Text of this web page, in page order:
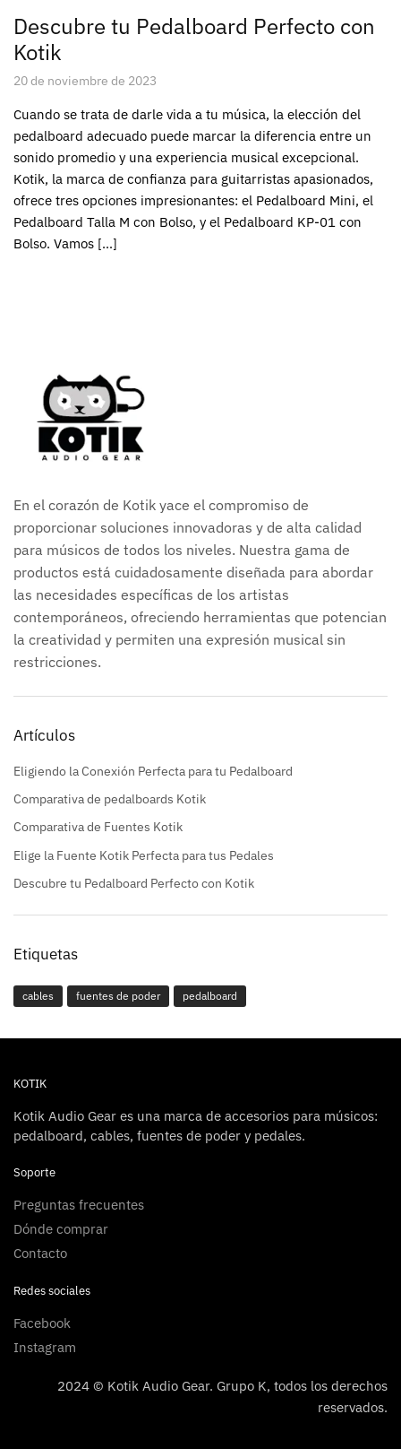
Descubre tu Pedalboard Perfecto con
Kotik
20 de noviembre de 2023
Cuando se trata de darle vida a tu música, la elección del
pedalboard adecuado puede marcar la diferencia entre un
sonido promedio y una experiencia musical excepcional.
Kotik, la marca de confianza para guitarristas apasionados,
ofrece tres opciones impresionantes: el Pedalboard Mini, el
Pedalboard Talla M con Bolso, y el Pedalboard KP-01 con
Bolso. Vamos […]
En el corazón de Kotik yace el compromiso de
proporcionar soluciones innovadoras y de alta calidad
para músicos de todos los niveles. Nuestra gama de
productos está cuidadosamente diseñada para abordar
las necesidades específicas de los artistas
contemporáneos, ofreciendo herramientas que potencian
la creatividad y permiten una expresión musical sin
restricciones.
Artículos
Eligiendo la Conexión Perfecta para tu Pedalboard
Comparativa de pedalboards Kotik
Comparativa de Fuentes Kotik
Elige la Fuente Kotik Perfecta para tus Pedales
Descubre tu Pedalboard Perfecto con Kotik
Etiquetas
cables fuentes de poder pedalboard
KOTIK
Kotik Audio Gear es una marca de accesorios para músicos:
pedalboard, cables, fuentes de poder y pedales.
Soporte
Preguntas frecuentes
Dónde comprar
Contacto
Redes sociales
Facebook
Instagram
2024 © Kotik Audio Gear. Grupo K, todos los derechos
reservados.